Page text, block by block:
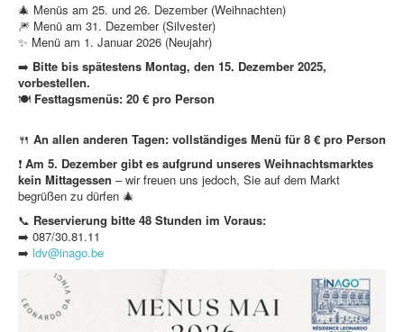
🎄 Menüs am 25. und 26. Dezember (Weihnachten)
🎆 Menü am 31. Dezember (Silvester)
✨ Menü am 1. Januar 2026 (Neujahr)
➡️ Bitte bis spätestens Montag, den 15. Dezember 2025,
vorbestellen.
🍽️ Festtagsmenüs: 20 € pro Person
🍴 An allen anderen Tagen: vollständiges Menü für 8 € pro Person
❗ Am 5. Dezember gibt es aufgrund unseres Weihnachtsmarktes
kein Mittagessen – wir freuen uns jedoch, Sie auf dem Markt
begrüßen zu dürfen 🎄
📞 Reservierung bitte 48 Stunden im Voraus:
➡️ 087/30.81.11
➡️ ldv@inago.be